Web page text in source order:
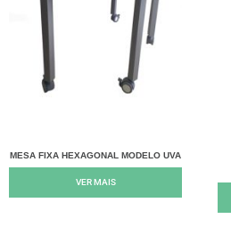
MESA FIXA HEXAGONAL MODELO UVA
VER MAIS